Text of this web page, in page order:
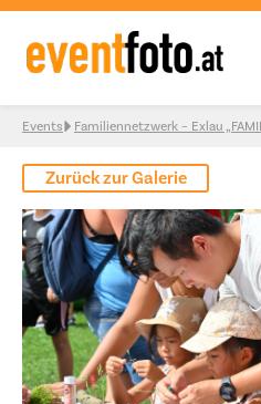
Skip to content
Events Familiennetzwerk – Exlau
Zurück zur Galerie